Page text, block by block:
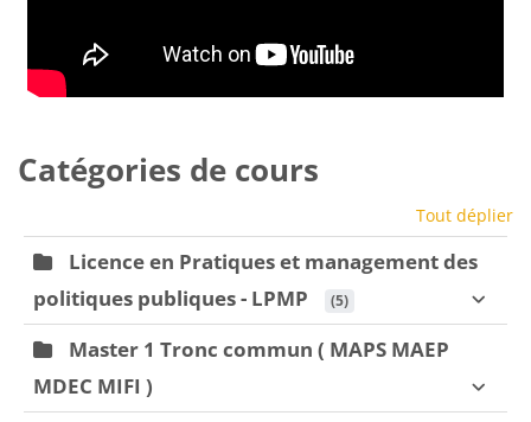
Catégories de cours
Tout déplier
Licence en Pratiques et management des
politiques publiques - LPMP
(5)
Master 1 Tronc commun ( MAPS MAEP
MDEC MIFI )